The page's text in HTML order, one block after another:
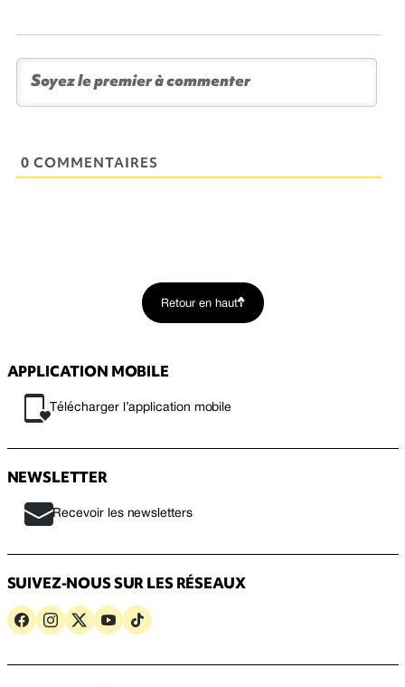
0 COMMENTAIRES
Retour en haut
APPLICATION MOBILE
Télécharger l’application mobile
NEWSLETTER
Recevoir les newsletters
SUIVEZ-NOUS SUR LES RÉSEAUX